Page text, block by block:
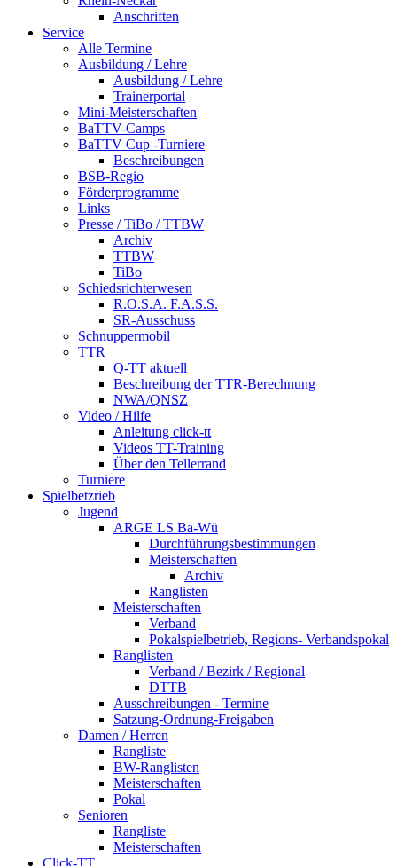
Anschriften
Service
Alle Termine
Ausbildung / Lehre
Ausbildung / Lehre
Trainerportal
Mini-Meisterschaften
BaTTV-Camps
BaTTV Cup -Turniere
Beschreibungen
BSB-Regio
Förderprogramme
Links
Presse / TiBo / TTBW
Archiv
TTBW
TiBo
Schiedsrichterwesen
R.O.S.A. F.A.S.S.
SR-Ausschuss
Schnuppermobil
TTR
Q-TT aktuell
Beschreibung der TTR-Berechnung
NWA/QNSZ
Video / Hilfe
Anleitung click-tt
Videos TT-Training
Über den Tellerrand
Turniere
Spielbetzrieb
Jugend
ARGE LS Ba-Wü
Durchführungsbestimmungen
Meisterschaften
Archiv
Ranglisten
Meisterschaften
Verband
Pokalspielbetrieb, Regions- Verbandspokal
Ranglisten
Verband / Bezirk / Regional
DTTB
Ausschreibungen - Termine
Satzung-Ordnung-Freigaben
Damen / Herren
Rangliste
BW-Ranglisten
Meisterschaften
Pokal
Senioren
Rangliste
Meisterschaften
Click-TT